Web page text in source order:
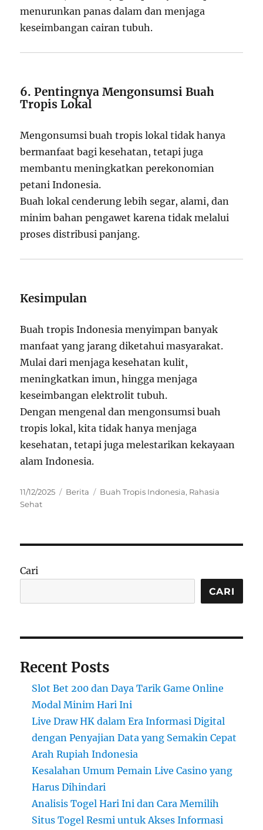
menurunkan panas dalam dan menjaga
keseimbangan cairan tubuh.
6. Pentingnya Mengonsumsi Buah
Tropis Lokal
Mengonsumsi buah tropis lokal tidak hanya
bermanfaat bagi kesehatan, tetapi juga
membantu meningkatkan perekonomian
petani Indonesia.
Buah lokal cenderung lebih segar, alami, dan
minim bahan pengawet karena tidak melalui
proses distribusi panjang.
Kesimpulan
Buah tropis Indonesia menyimpan banyak
manfaat yang jarang diketahui masyarakat.
Mulai dari menjaga kesehatan kulit,
meningkatkan imun, hingga menjaga
keseimbangan elektrolit tubuh.
Dengan mengenal dan mengonsumsi buah
tropis lokal, kita tidak hanya menjaga
kesehatan, tetapi juga melestarikan kekayaan
alam Indonesia.
Posted
on
11/12/2025 Categories
Berita Tags
Buah Tropis Indonesia, Rahasia
Sehat
Cari
CARI
Recent Posts
Slot Bet 200 dan Daya Tarik Game Online
Modal Minim Hari Ini
Live Draw HK dalam Era Informasi Digital
dengan Penyajian Data yang Semakin Cepat
Arah Rupiah Indonesia
Kesalahan Umum Pemain Live Casino yang
Harus Dihindari
Analisis Togel Hari Ini dan Cara Memilih
Situs Togel Resmi untuk Akses Informasi